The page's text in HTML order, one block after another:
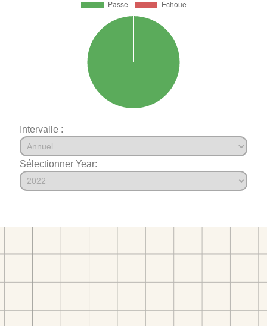
Intervalle :
Sélectionner Year: